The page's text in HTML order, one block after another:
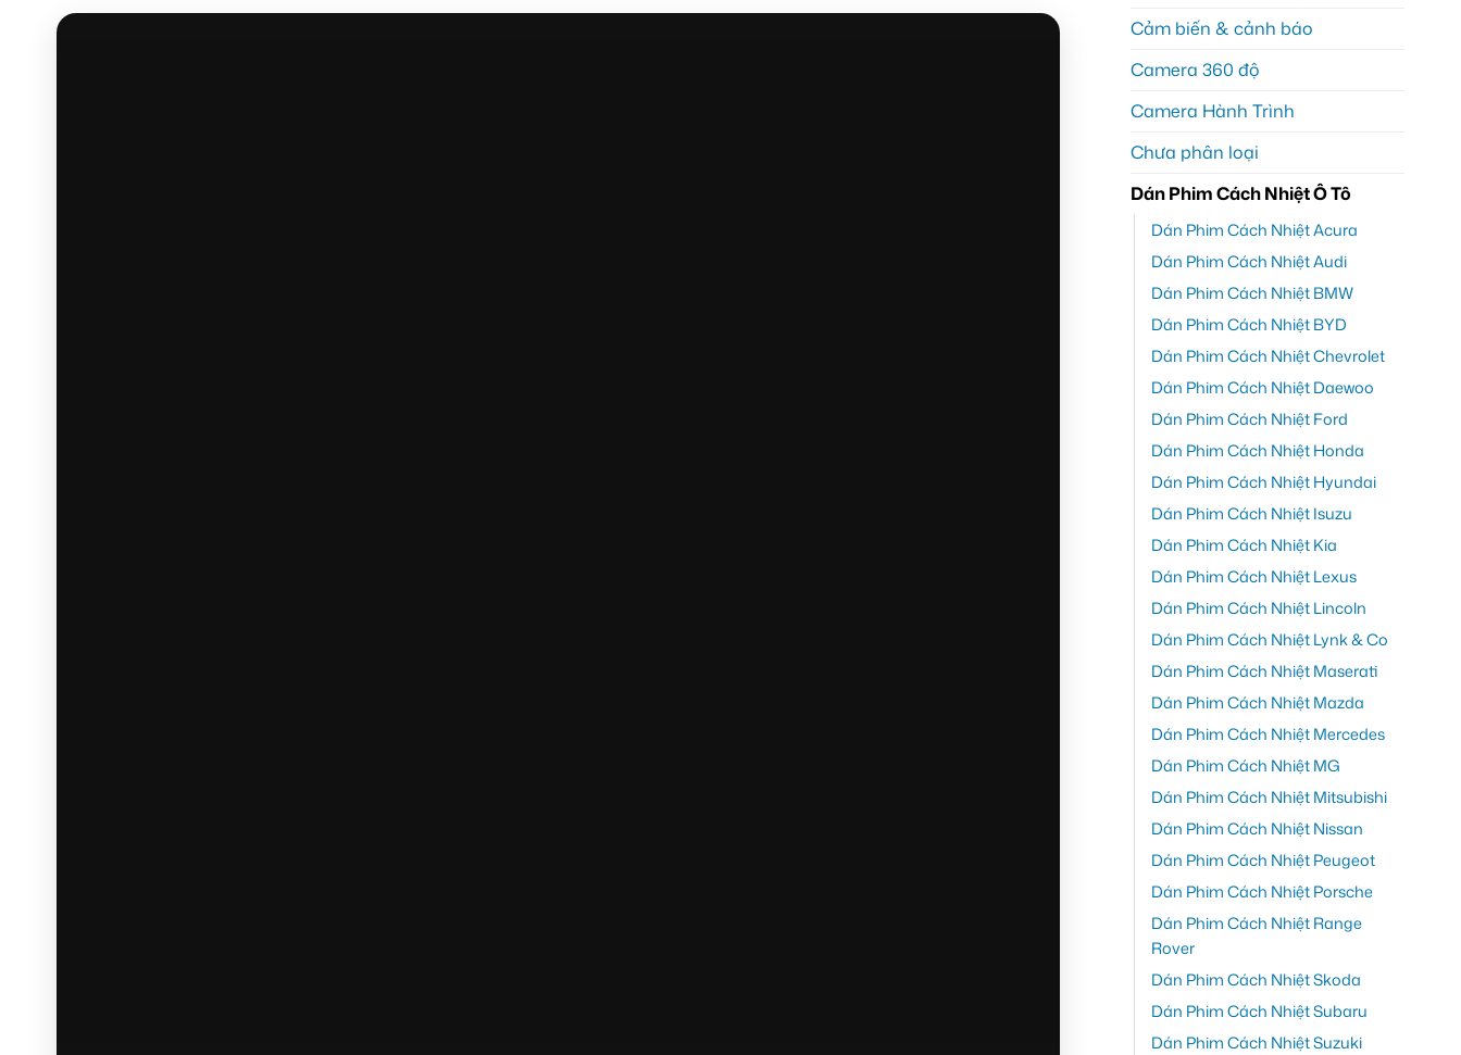
Cảm biến & cảnh báo
Camera 360 độ
Camera Hành Trình
Chưa phân loại
Dán Phim Cách Nhiệt Ô Tô
Dán Phim Cách Nhiệt Acura
Dán Phim Cách Nhiệt Audi
Dán Phim Cách Nhiệt BMW
Dán Phim Cách Nhiệt BYD
Dán Phim Cách Nhiệt Chevrolet
Dán Phim Cách Nhiệt Daewoo
Dán Phim Cách Nhiệt Ford
Dán Phim Cách Nhiệt Honda
Dán Phim Cách Nhiệt Hyundai
Dán Phim Cách Nhiệt Isuzu
Dán Phim Cách Nhiệt Kia
Dán Phim Cách Nhiệt Lexus
Dán Phim Cách Nhiệt Lincoln
Dán Phim Cách Nhiệt Lynk & Co
Dán Phim Cách Nhiệt Maserati
Dán Phim Cách Nhiệt Mazda
Dán Phim Cách Nhiệt Mercedes
Dán Phim Cách Nhiệt MG
Dán Phim Cách Nhiệt Mitsubishi
Dán Phim Cách Nhiệt Nissan
Dán Phim Cách Nhiệt Peugeot
Dán Phim Cách Nhiệt Porsche
Dán Phim Cách Nhiệt Range
Rover
Dán Phim Cách Nhiệt Skoda
Dán Phim Cách Nhiệt Subaru
Dán Phim Cách Nhiệt Suzuki